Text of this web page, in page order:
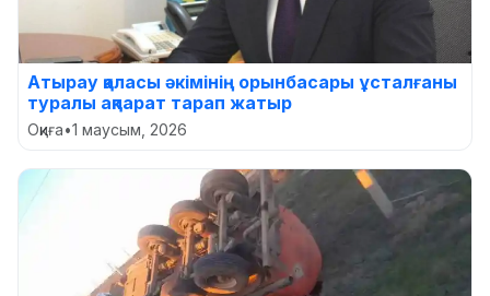
Атырау қаласы әкімінің орынбасары ұсталғаны
туралы ақпарат тарап жатыр
Оқиға•1 маусым, 2026